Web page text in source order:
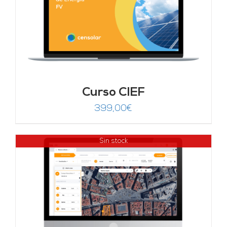
Curso CIEF
399,00€
Sin stock